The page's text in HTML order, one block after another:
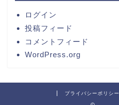
ログイン
投稿フィード
コメントフィード
WordPress.org
プライバシーポリシー